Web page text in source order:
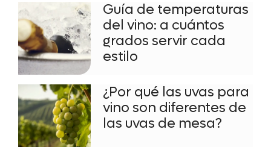
Guía de temperaturas
del vino: a cuántos
grados servir cada
estilo
¿Por qué las uvas para
vino son diferentes de
las uvas de mesa?